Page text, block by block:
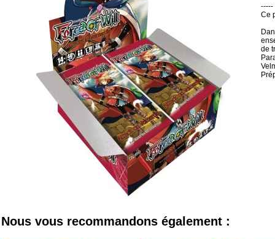
-----
Ce
de
Nous vous recommandons également :